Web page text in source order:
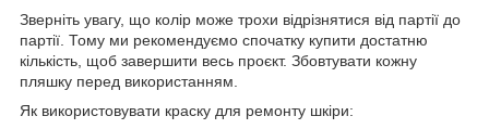
Зверніть увагу, що колір може трохи відрізнятися від партії до
партії. Тому ми рекомендуємо спочатку купити достатню
кількість, щоб завершити весь проєкт. Збовтувати кожну
пляшку перед використанням.
Як використовувати краску для ремонту шкіри: